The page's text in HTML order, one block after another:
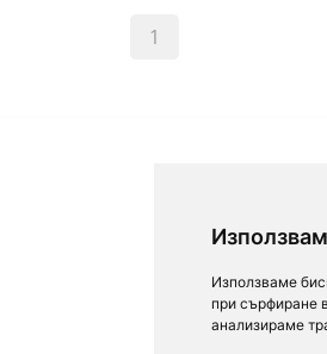
Използваме
при сърфиране
анализираме
1
Za
Uslovi
Lični podaci
Povratne